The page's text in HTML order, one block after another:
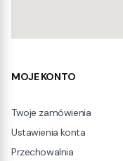
Linki w stopce
MOJE KONTO
Twoje zamówienia
Ustawienia konta
Przechowalnia